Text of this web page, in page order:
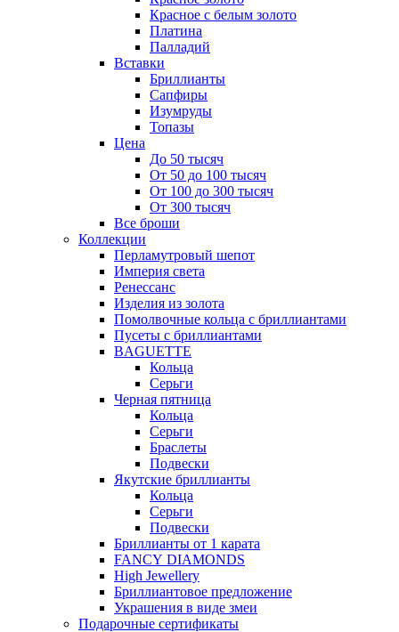
Красное с белым золото
Платина
Палладий
Вставки
Бриллианты
Сапфиры
Изумруды
Топазы
Цена
До 50 тысяч
От 50 до 100 тысяч
От 100 до 300 тысяч
От 300 тысяч
Все броши
Коллекции
Перламутровый шепот
Империя света
Ренессанс
Изделия из золота
Помолвочные кольца с бриллиантами
Пусеты с бриллиантами
BAGUETTE
Кольца
Серьги
Черная пятница
Кольца
Серьги
Браслеты
Подвески
Якутские бриллианты
Кольца
Серьги
Подвески
Бриллианты от 1 карата
FANCY DIAMONDS
High Jewellery
Бриллиантовое предложение
Украшения в виде змеи
Подарочные сертификаты